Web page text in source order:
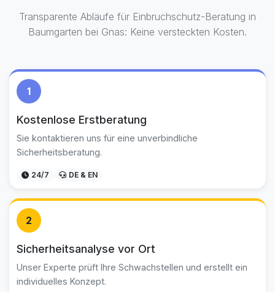
Transparente Abläufe für Einbruchschutz-Beratung in
Baumgarten bei Gnas: Keine versteckten Kosten.
1
Kostenlose Erstberatung
Sie kontaktieren uns für eine unverbindliche
Sicherheitsberatung.
24/7 DE & EN
2
Sicherheitsanalyse vor Ort
Unser Experte prüft Ihre Schwachstellen und erstellt ein
individuelles Konzept.